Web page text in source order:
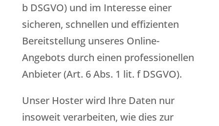
b DSGVO) und im Interesse einer
sicheren, schnellen und effizienten
Bereitstellung unseres Online-
Angebots durch einen professionellen
Anbieter (Art. 6 Abs. 1 lit. f DSGVO).
Unser Hoster wird Ihre Daten nur
insoweit verarbeiten, wie dies zur